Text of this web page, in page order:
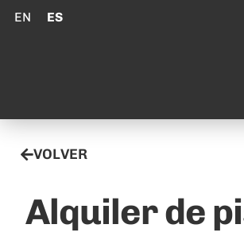
EN ES
VOLVER
Alquiler de